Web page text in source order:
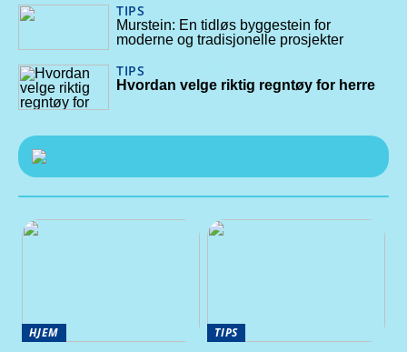
TIPS
Murstein: En tidløs byggestein for
moderne og tradisjonelle prosjekter
TIPS
Hvordan velge riktig regntøy for herre
HJEM
TIPS